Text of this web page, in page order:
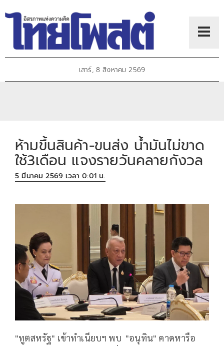
เสาร์, 8 สิงหาคม 2569
ห้ามขึ้นสินค้า-ขนส่ง นํ้ามันไม่ขาด
ใช้3เดือน แจงรายวันคลายกังวล
5 มีนาคม 2569 เวลา 0:01 น.
"ทูตสหรัฐ" เข้าทำเนียบฯ พบ "อนุทิน" คาดหารือ